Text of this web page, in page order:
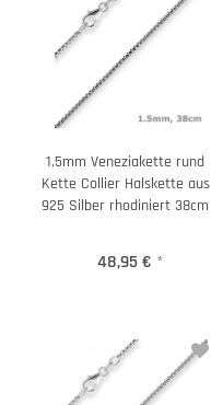
1,5mm Veneziakette rund
Kette Collier Halskette aus
925 Silber rhodiniert 38cm
48,95 € *